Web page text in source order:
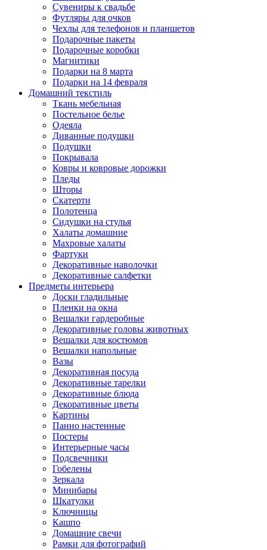
Сувениры к свадьбе
Футляры для очков
Чехлы для телефонов и планшетов
Подарочные пакеты
Подарочные коробки
Магнитики
Подарки на 8 марта
Подарки на 14 февраля
Домашний текстиль
Ткань мебельная
Постельное белье
Одеяла
Диванные подушки
Подушки
Покрывала
Ковры и ковровые дорожки
Пледы
Шторы
Скатерти
Полотенца
Сидушки на стулья
Халаты домашние
Махровые халаты
Фартуки
Декоративные наволочки
Декоративные салфетки
Предметы интерьера
Доски гладильные
Пленки на окна
Вешалки гардеробные
Декоративные головы животных
Вешалки для костюмов
Вешалки напольные
Вазы
Декоративная посуда
Декоративные тарелки
Декоративные блюда
Декоративные цветы
Картины
Панно настенные
Постеры
Интерьерные часы
Подсвечники
Гобелены
Зеркала
Минибары
Шкатулки
Ключницы
Кашпо
Домашние свечи
Рамки для фотографий